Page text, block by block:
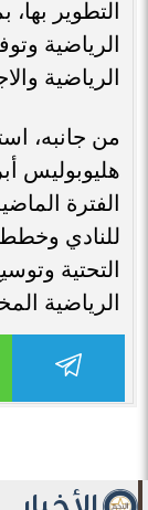
التطوير
الرياضية
الرياضية
من جانبه،
هليوبوليس
الفترة
للنادي
التحتية
الرياضية